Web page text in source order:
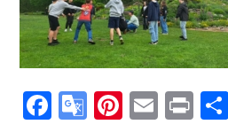
F
G
Pi E
Pr